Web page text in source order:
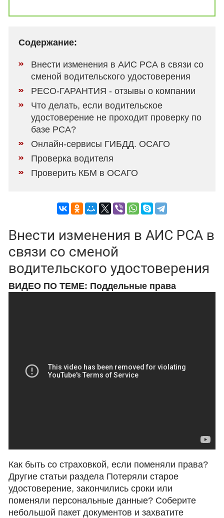
Содержание:
Внести изменения в АИС РСА в связи со
сменой водительского удостоверения
РЕСО-ГАРАНТИЯ - отзывы о компании
Что делать, если водительское
удостоверение не проходит проверку по
базе РСА?
Онлайн-сервисы ГИБДД. ОСАГО
Проверка водителя
Проверить КБМ в ОСАГО
Внести изменения в АИС РСА в
связи со сменой
водительского удостоверения
ВИДЕО ПО ТЕМЕ: Поддельные права
Как быть со страховкой, если поменяли права?
Другие статьи раздела Потеряли старое
удостоверение, закончились сроки или
поменяли персональные данные? Соберите
небольшой пакет документов и захватите